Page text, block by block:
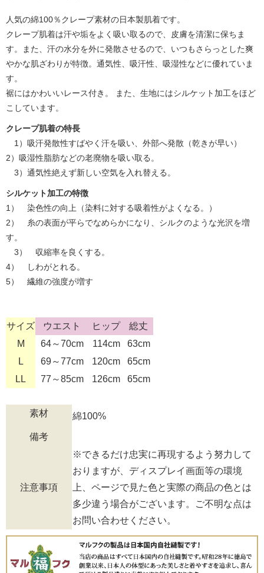
人気の綿100％クレープ素材の日本製肌着です。
クレープ肌着は汗や垢をよく吸い取るので、皮膚を清潔に保ちま
す。また、汗の水分を外に発散させるので、いつもさらっとした爽
やかな肌ざわりが特徴。通気性、吸汗性、吸湿性などに優れていま
す。
裾にはかわいいレース付き。 また、生地にはシルケット加工をほど
こしています。
クレープ肌着の特長
1）吸汗発散性すばやく汗を吸い、外部へ発散（乾きが早い）
2）吸湿性脂肪などの老廃物を吸い取る。
3）通気性絶えず新しい空気を入れ替える。
シルケット加工の特徴
1） 染色性の向上（染料に対する吸着性がよくなる。）
2） 糸の表面が平らでなめらかになり、シルクのような光沢を増
す。
3） 収縮率を良くする。
4） しわがとれる。
5） 繊維の強度が増す
サイズ ウエスト ヒップ
総丈
M
64～70cm 114cm
63cm
L
69～77cm 120cm
65cm
LL
77～85cm 126cm 65cm
素材 綿100%
備考
注意事項
※できるだけ忠実に再現するよう努力して
おりますが、ディスプレイ画面等の環境
上、ページで見た色と実際の商品の色とは
多少違う場合がございます。ご不明な点は
お問い合わせください。